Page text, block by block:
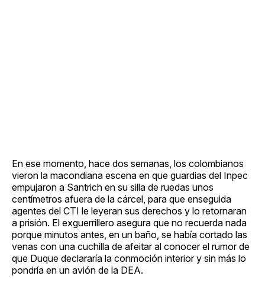
En ese momento, hace dos semanas, los colombianos
vieron la macondiana escena en que guardias del Inpec
empujaron a Santrich en su silla de ruedas unos
centímetros afuera de la cárcel, para que enseguida
agentes del CTI le leyeran sus derechos y lo retornaran
a prisión. El exguerrillero asegura que no recuerda nada
porque minutos antes, en un baño, se había cortado las
venas con una cuchilla de afeitar al conocer el rumor de
que Duque declararía la conmoción interior y sin más lo
pondría en un avión de la DEA.